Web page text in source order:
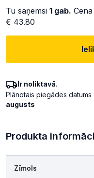
Tu saņemsi 1 gab.
€ 43.80
Ir noliktavā.
Plānotais piegādes datums
augusts
Produkta
Zīmols